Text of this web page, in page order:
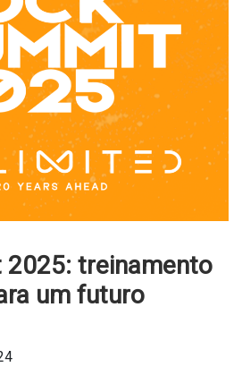
2025: treinamento
um futuro